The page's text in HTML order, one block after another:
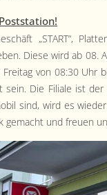
„START“,
Diese wird ab 08.
von 08:30 Uhr
sein. Die Fil­iale ist
sind, wird es
gemacht und freuen